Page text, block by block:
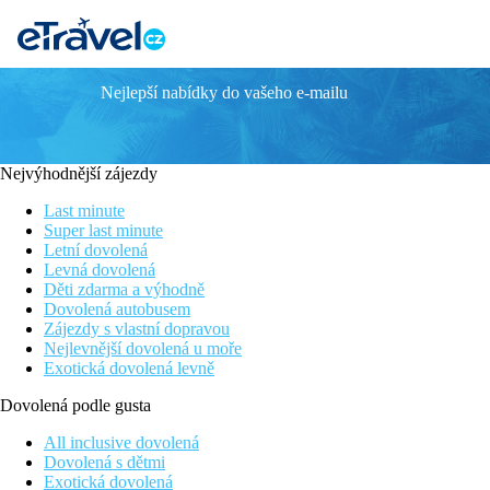
COOK´S CLUB KOLYMBIA
Nový moderní koncept 2023
Pouze pro dospělé osoby
2 venkovní bazény
Po kompletní rekonstrukci
Informace o hotelu
Kompletně zrenovovaný hotel s mezinárodním konceptem a
nachází v klidně oblasti Kolymbia, v blízkosti taveren, obchůdků
Vzdálenost
pláže: 350 m
letiště: 35 km
centra: 500 m
Popis pokoje
Dvoulůžkový pokoj
Nejlepší nabídky do vašeho e-mailu
Nejvýhodnější zájezdy
Last minute
Super last minute
Letní dovolená
Levná dovolená
Děti zdarma a výhodně
Dovolená autobusem
Zájezdy s vlastní dopravou
Nejlevnější dovolená u moře
Exotická dovolená levně
Dovolená podle gusta
All inclusive dovolená
Dovolená s dětmi
Exotická dovolená